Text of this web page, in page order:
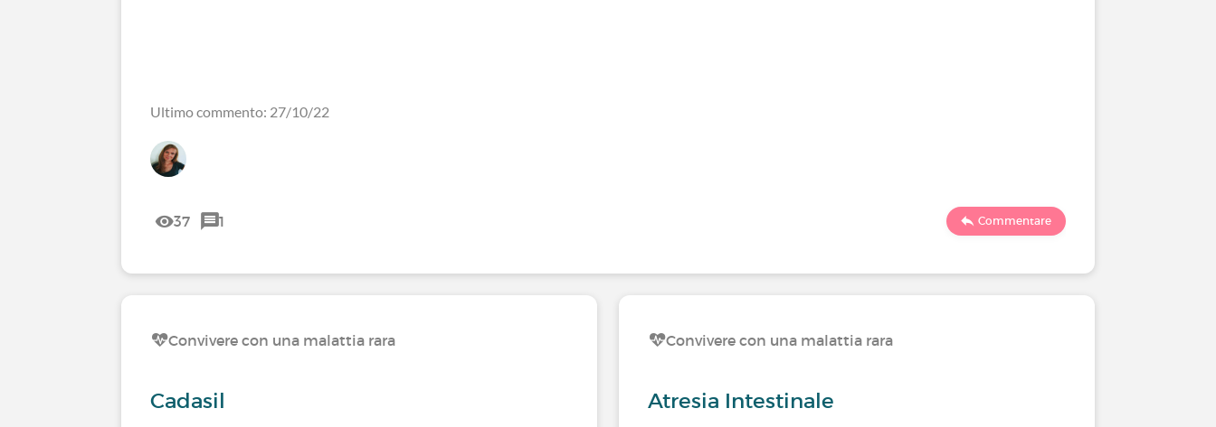
Ultimo commento: 27/10/22
37 1 Commentare
Convivere con una malattia rara
Cadasil
Convivere con una malattia rara
Atresia Intestinale